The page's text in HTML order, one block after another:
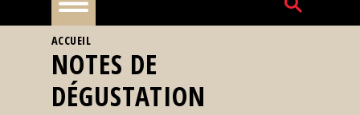
À
la
une
VOUS ÊTES ICI
ACCUEIL
NOTES DE
DÉGUSTATION